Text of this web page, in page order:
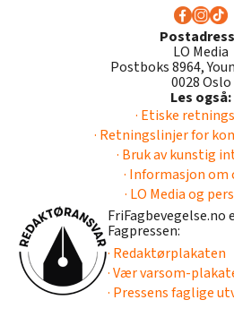
LO Media
Postboks 8964,
0028 Oslo
Les også:
· Etiske
· Retningslinjer for
· Bruk av kunstig
· Informasjon om
· LO Media og
FriFagbevegelse.no
Fagpressen:
· Redaktørplakaten
· Vær varsom-
· Pressens faglige